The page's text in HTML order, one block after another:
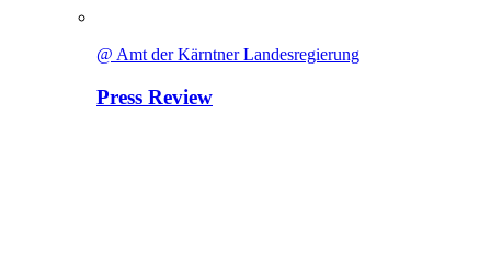
@ Amt der Kärntner Landesregierung
Press Review